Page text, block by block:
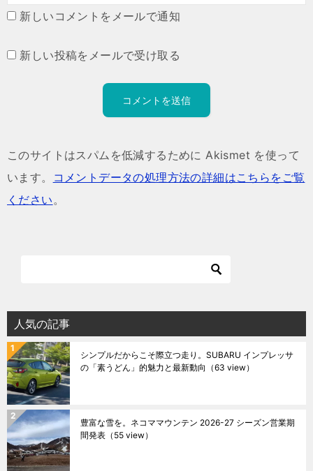
新しいコメントをメールで通知
新しい投稿をメールで受け取る
このサイトはスパムを低減するために Akismet を使って
います。
コメントデータの処理方法の詳細はこちらをご覧
ください。
人気の記事
シンプルだからこそ際立つ走り。SUBARU インプレッサ
の「素うどん」的魅力と最新動向 （63 view）
豊富な雪を。ネコママウンテン 2026-27 シーズン営業期
間発表 （55 view）